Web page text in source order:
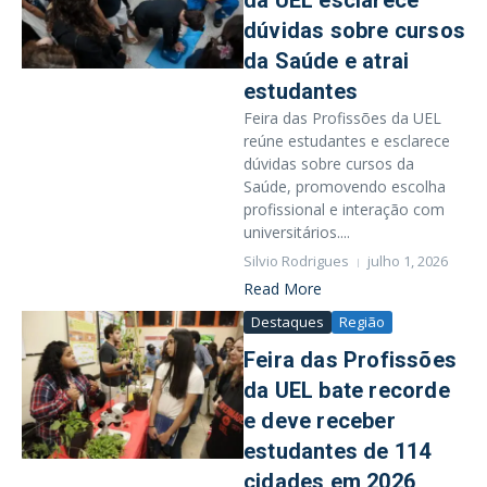
dúvidas sobre cursos
da Saúde e atrai
estudantes
Feira das Profissões da UEL
reúne estudantes e esclarece
dúvidas sobre cursos da
Saúde, promovendo escolha
profissional e interação com
universitários....
Silvio Rodrigues julho 1, 2026
Read More
Destaques Região
Feira das Profissões
da UEL bate recorde
e deve receber
estudantes de 114
cidades em 2026